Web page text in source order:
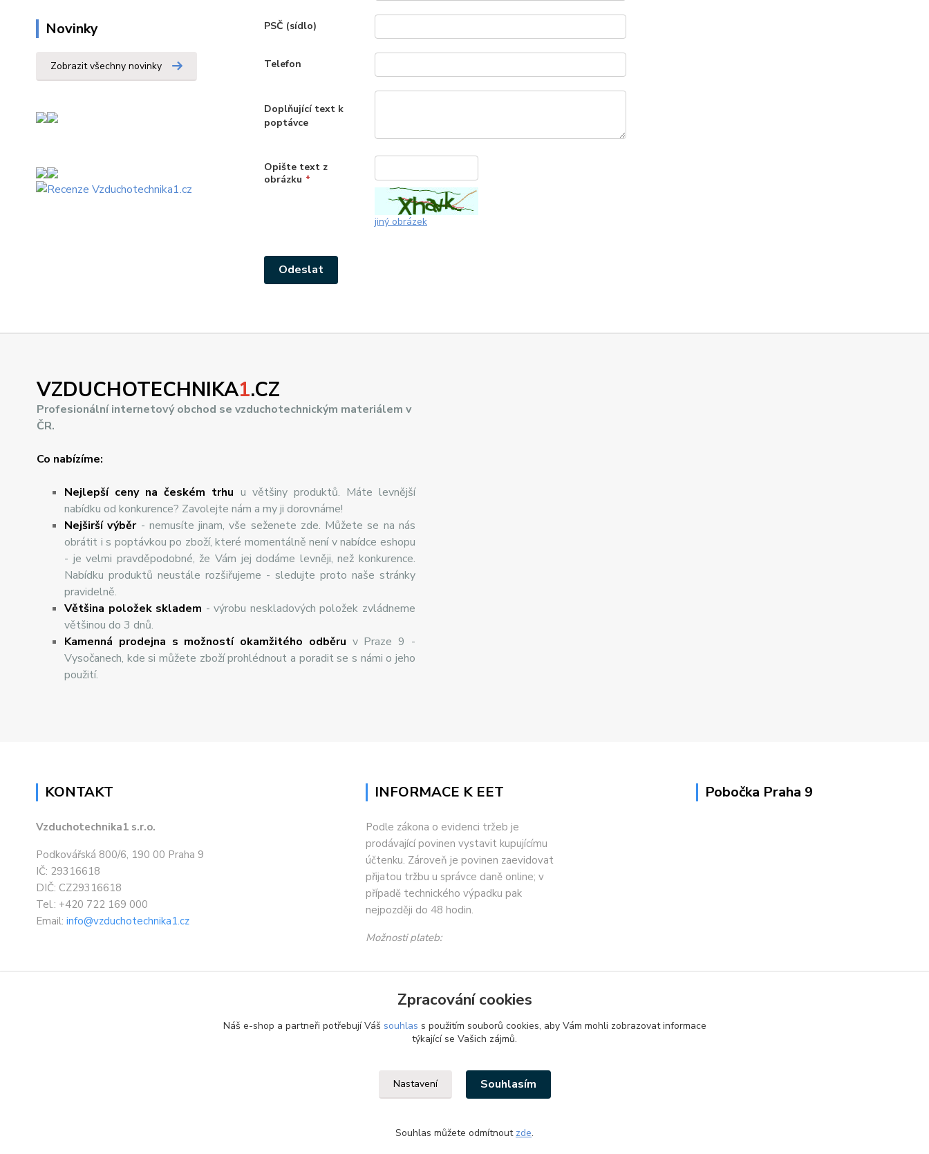
Novinky
Zobrazit všechny novinky
PSČ (sídlo)
Telefon
Doplňující text k
poptávce
Opište text z
obrázku *
jiný obrázek
VZDUCHOTECHNIKA1.CZ
Profesionální internetový obchod se vzduchotechnickým materiálem v
ČR.
Co nabízíme:
Nejlepší ceny na českém trhu u většiny produktů. Máte levnější
nabídku od konkurence? Zavolejte nám a my ji dorovnáme!
Nejširšívýběr- nemusíte jinam, vše seženete zde. Můžete se na nás
obrátit i s poptávkou po zboží, které momentálně není v nabídce eshopu
- je velmi pravděpodobné, že Vám jej dodáme levněji, než konkurence.
Nabídku produktů neustále rozšiřujeme - sledujte proto naše stránky
pravidelně.
Většina položek skladem - výrobu neskladových položek zvládneme
většinou do 3 dnů.
Kamenná prodejna s možností okamžitého odběru v Praze 9 -
Vysočanech, kde si můžete zboží prohlédnout a poradit se s námi o jeho
použití.
KONTAKT
Vzduchotechnika1 s.r.o.
Podkovářská 800/6, 190 00 Praha 9
IČ: 29316618
DIČ: CZ29316618
Tel.: +420 722 169 000
Email: info@vzduchotechnika1.cz
INFORMACE K EET
Podle zákona o evidenci tržeb je
prodávající povinen vystavit kupujícímu
účtenku. Zároveň je povinen zaevidovat
přijatou tržbu u správce daně online; v
případě technického výpadku pak
nejpozději do 48 hodin.
Možnosti plateb:
Pobočka Praha 9
Zpracování cookies
Náš e-shop a partneři potřebují Váš souhlas s použitím souborů cookies, aby Vám mohli zobrazovat informace
týkající se Vašich zájmů.
Nastavení Souhlasím
Souhlas můžete odmítnout zde.